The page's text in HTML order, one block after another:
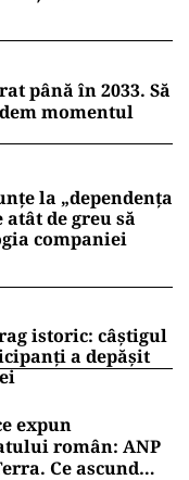
sunt
la rândul lor
știrile? Urmărește
comuniste cu
mici să
așa ceva!
până în 2033. Să
momentul